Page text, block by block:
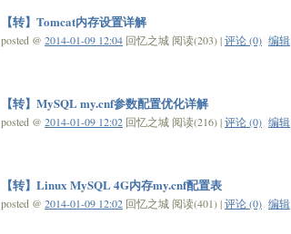
【转】Tomcat内存设置详解
posted @ 2014-01-09 12:04 回忆之城 阅读(203) |评论 (0) 编辑
【转】MySQL my.cnf参数配置优化详解
posted @ 2014-01-09 12:02 回忆之城 阅读(216) |评论 (0) 编辑
【转】Linux MySQL 4G内存my.cnf配置表
posted @ 2014-01-09 12:02 回忆之城 阅读(401) |评论 (0) 编辑